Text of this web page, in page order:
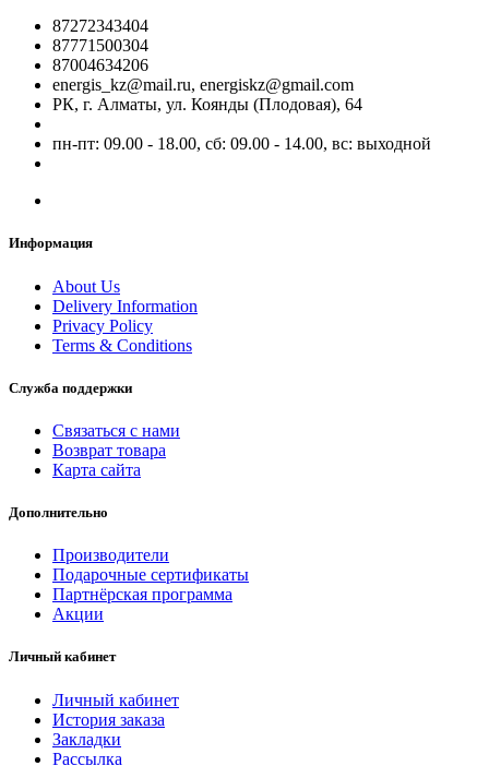
87272343404
87771500304
87004634206
energis_kz@mail.ru, energiskz@gmail.com
РК, г. Алматы, ул. Коянды (Плодовая), 64
пн-пт: 09.00 - 18.00, сб: 09.00 - 14.00, вс: выходной
Информация
About Us
Delivery Information
Privacy Policy
Terms & Conditions
Служба поддержки
Связаться с нами
Возврат товара
Карта сайта
Дополнительно
Производители
Подарочные сертификаты
Партнёрская программа
Акции
Личный кабинет
Личный кабинет
История заказа
Закладки
Рассылка